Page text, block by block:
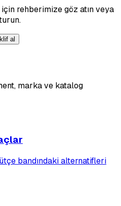
rehberimize göz atın veya
al
marka ve katalog
bandındaki alternatifleri